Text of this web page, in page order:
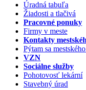
Úradná tabuľa
Žiadosti a tlačivá
Pracovné ponuky
Firmy v meste
Kontakty
Pýtam sa
VZN
Sociálne služby
Pohotovosť lekární
Stavebný úrad